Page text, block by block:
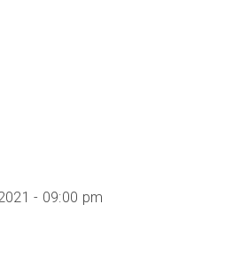
- 09:00 pm